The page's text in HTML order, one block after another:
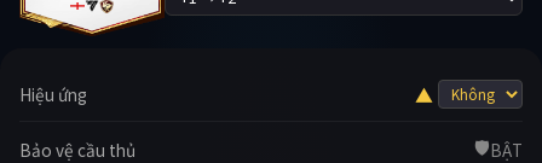
Hiệu ứng ▲
Bảo vệ cầu thủ 🛡️BẬT